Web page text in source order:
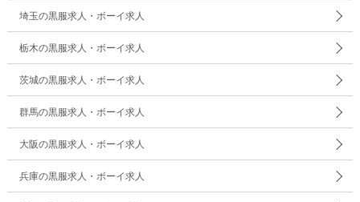
埼玉の黒服求人・ボーイ求人
栃木の黒服求人・ボーイ求人
茨城の黒服求人・ボーイ求人
群馬の黒服求人・ボーイ求人
大阪の黒服求人・ボーイ求人
兵庫の黒服求人・ボーイ求人